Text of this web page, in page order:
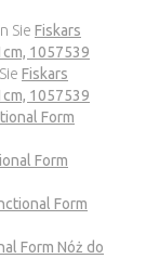
Sie Fiskars
1057539
Fiskars
1057539
Form
Form
Form
Form Nóż do